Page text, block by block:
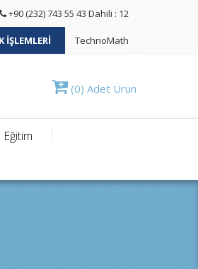
+90 (232) 743 55 43 Dahili : 12
İŞLEMLERİ TechnoMath
(0) Adet Ürün